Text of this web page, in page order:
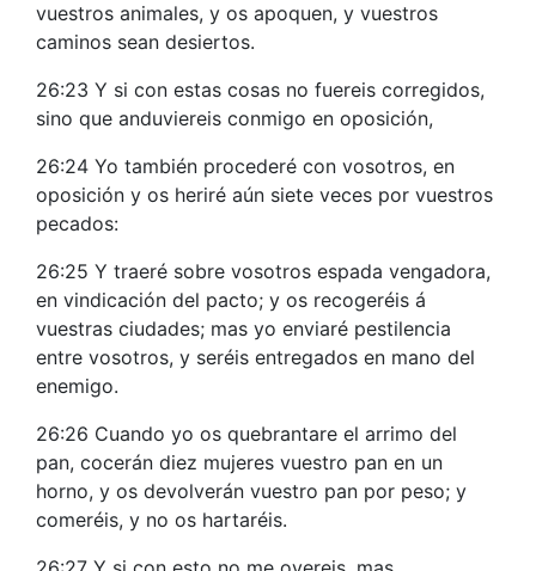
vuestros animales, y os apoquen, y vuestros
caminos sean desiertos.
26:23 Y si con estas cosas no fuereis corregidos,
sino que anduviereis conmigo en oposición,
26:24 Yo también procederé con vosotros, en
oposición y os heriré aún siete veces por vuestros
pecados:
26:25 Y traeré sobre vosotros espada vengadora,
en vindicación del pacto; y os recogeréis á
vuestras ciudades; mas yo enviaré pestilencia
entre vosotros, y seréis entregados en mano del
enemigo.
26:26 Cuando yo os quebrantare el arrimo del
pan, cocerán diez mujeres vuestro pan en un
horno, y os devolverán vuestro pan por peso; y
comeréis, y no os hartaréis.